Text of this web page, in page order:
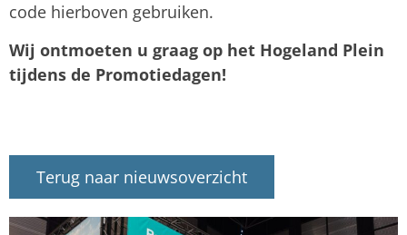
code hierboven gebruiken.
Wij ontmoeten u graag op het Hogeland Plein
tijdens de Promotiedagen!
Terug naar nieuwsoverzicht